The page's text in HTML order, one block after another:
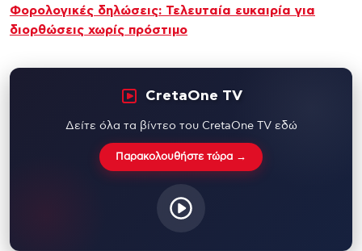
Φορολογικές δηλώσεις: Τελευταία ευκαιρία για
διορθώσεις χωρίς πρόστιμο
CretaOne TV
Δείτε όλα τα βίντεο του CretaOne TV εδώ
Παρακολουθήστε τώρα →